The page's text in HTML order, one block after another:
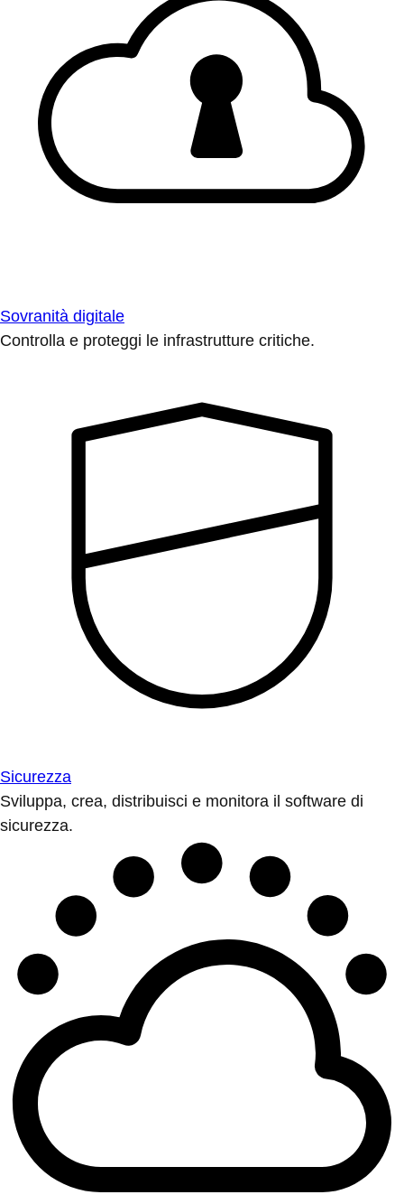
Sovranità digitale
Controlla e proteggi le infrastrutture critiche.
Sicurezza
Sviluppa, crea, distribuisci e monitora il software di
sicurezza.